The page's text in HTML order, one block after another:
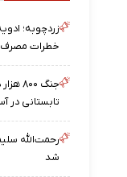
زردچوبه؛
خطرات مصرف
جنگ
تابستانی در
رحمت‌الله
شد